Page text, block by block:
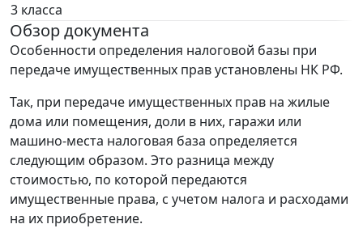
3 класса
Обзор документа
Особенности определения налоговой базы при
передаче имущественных прав установлены НК РФ.
Так, при передаче имущественных прав на жилые
дома или помещения, доли в них, гаражи или
машино-места налоговая база определяется
следующим образом. Это разница между
стоимостью, по которой передаются
имущественные права, с учетом налога и расходами
на их приобретение.